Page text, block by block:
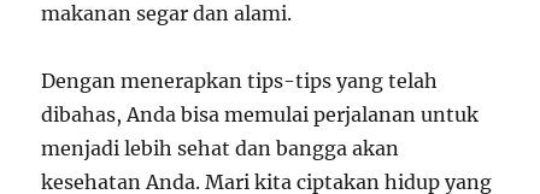
makanan segar dan alami.
Dengan menerapkan tips-tips yang telah
dibahas, Anda bisa memulai perjalanan untuk
menjadi lebih sehat dan bangga akan
kesehatan Anda. Mari kita ciptakan hidup yang